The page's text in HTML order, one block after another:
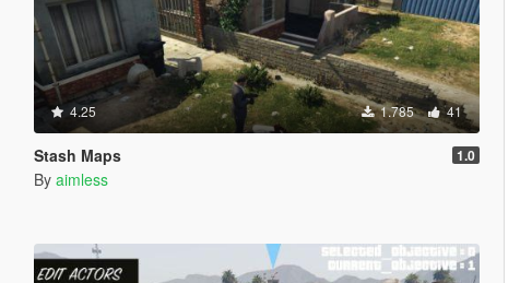
4.25 1.785 41
Stash Maps 1.0
By aimless